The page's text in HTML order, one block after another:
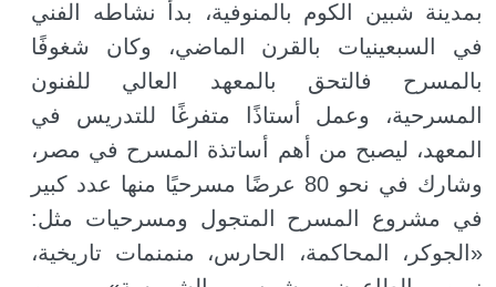
بمدينة شبين الكوم بالمنوفية، بدأ نشاطه الفني
في السبعينيات بالقرن الماضي، وكان شغوفًا
بالمسرح فالتحق بالمعهد العالي للفنون
المسرحية، وعمل أستاذًا متفرغًا للتدريس في
المعهد، ليصبح من أهم أساتذة المسرح في مصر،
وشارك في نحو 80 عرضًا مسرحيًا منها عدد كبير
في مشروع المسرح المتجول ومسرحيات مثل:
«الجوكر، المحاكمة، الحارس، منمنمات تاريخية،